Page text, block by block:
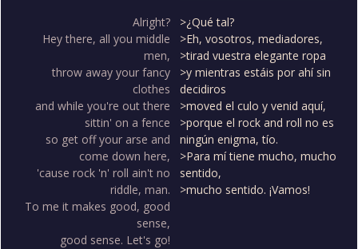
Alright?
Hey there, all you middle
men,
throw away your fancy
clothes
and while you're out there
sittin' on a fence
so get off your arse and
come down here,
'cause rock 'n' roll ain't no
riddle, man.
To me it makes good, good
sense,
good sense. Let's go!
>¿Qué tal?
>Eh, vosotros, mediadores,
>tirad vuestra elegante ropa
>y mientras estáis por ahí sin
decidiros
>moved el culo y venid aquí,
>porque el rock and roll no es
ningún enigma, tío.
>Para mí tiene mucho, mucho
sentido,
>mucho sentido. ¡Vamos!